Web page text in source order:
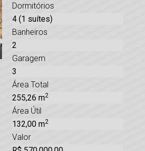
Dormitórios
4 (1 suítes)
Banheiros
2
Garagem
3
Área Total
255,26 m2
Área Útil
132,00 m2
Valor